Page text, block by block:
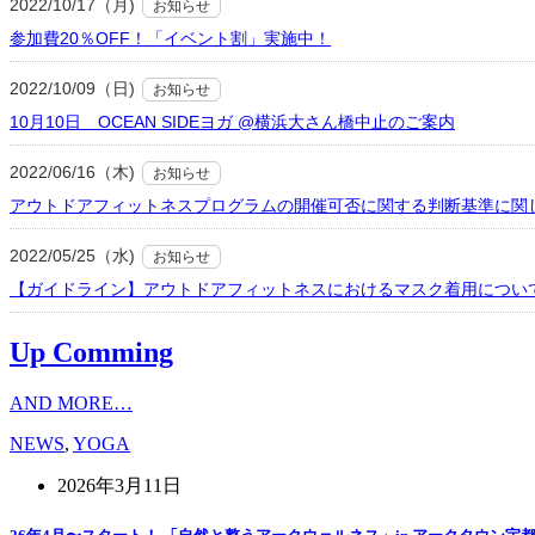
2022/10/17（月) お知らせ
参加費20％OFF！「イベント割」実施中！
2022/10/09（日) お知らせ
10月10日 OCEAN SIDEヨガ @横浜大さん橋中止のご案内
2022/06/16（木) お知らせ
アウトドアフィットネスプログラムの開催可否に関する判断基準に関
2022/05/25（水) お知らせ
【ガイドライン】アウトドアフィットネスにおけるマスク着用につい
Up Comming
AND MORE…
NEWS, YOGA
2026年3月11日